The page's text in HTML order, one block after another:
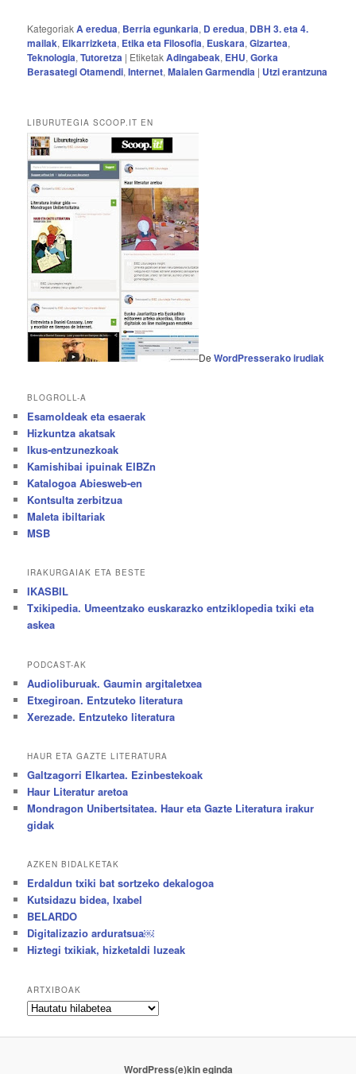
KategoriakA eredua, Berria egunkaria, D eredua, DBH 3. eta 4.
mailak, Elkarrizketa, Etika eta Filosofia, Euskara,Gizartea,
Teknologia,Tutoretza | EtiketakAdingabeak, EHU,Gorka
Berasategi Otamendi,Internet,Maialen Garmendia | Utzi erantzuna
LIBURUTEGIA SCOOP.IT EN
DeWordPresserako irudiak
BLOGROLL-A
Esamoldeak eta esaerak
Hizkuntza akatsak
Ikus-entzunezkoak
Kamishibai ipuinak EIBZn
Katalogoa Abiesweb-en
Kontsulta zerbitzua
Maleta ibiltariak
MSB
IRAKURGAIAK ETA BESTE
IKASBIL
Txikipedia. Umeentzako euskarazko entziklopedia txiki eta
askea
PODCAST-AK
Audioliburuak. Gaumin argitaletxea
Etxegiroan. Entzuteko literatura
Xerezade. Entzuteko literatura
HAUR ETA GAZTE LITERATURA
Galtzagorri Elkartea. Ezinbestekoak
Haur Literatur aretoa
Mondragon Unibertsitatea. Haur eta Gazte Literatura irakur
gidak
AZKEN BIDALKETAK
Erdaldun txiki bat sortzeko dekalogoa
Kutsidazu bidea, Ixabel
BELARDO
Digitalizazio arduratsua￼
Hiztegi txikiak, hizketaldi luzeak
ARTXIBOAK
Artxiboak
WordPress(e)kin eginda